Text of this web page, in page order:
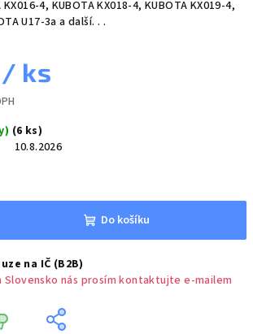
4, KUBOTA KX018-4, KUBOTA KX019-4,
U17-3a a další. . .
/ ks
(6 ks)
10.8.2026
Do košíku
na IČ (B2B)
Slovensko nás prosím kontaktujte e-mailem